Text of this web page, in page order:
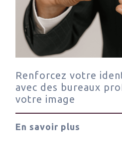
Renforcez votre
avec des bureaux
votre image
En savoir plus